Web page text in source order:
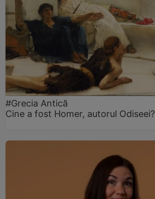
#Grecia Antică
Cine a fost Homer, autorul Odiseei?